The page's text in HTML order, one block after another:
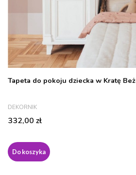
Tapeta do pokoju dziecka w Kratę
PRODUCENT
DEKORNIK
Cena
332,00 zł
Do koszyka